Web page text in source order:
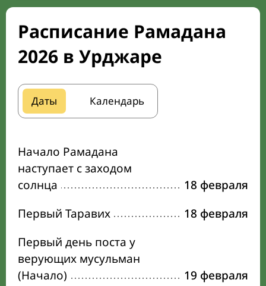
Расписание Рамадана
2026 в Урджаре
Даты Календарь
Начало Рамадана
наступает с заходом
солнца
18 февраля
Первый Таравих
18 февраля
Первый день поста у
верующих мусульман
(Начало)
19 февраля